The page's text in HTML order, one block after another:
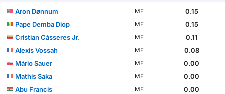
Aron Dønnum MF
0.15
Pape Demba Diop
MF
0.15
Cristian Cásseres Jr.
MF
0.11
Alexis Vossah
MF
0.08
Mário Sauer
MF
0.00
Mathis Saka
MF
0.00
Abu Francis
MF 0.00